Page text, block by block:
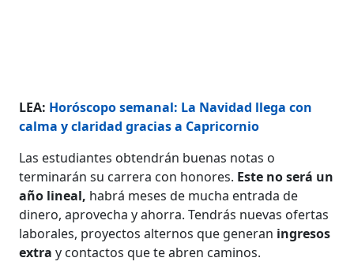
LEA: Horóscopo semanal: La Navidad llega con
calma y claridad gracias a Capricornio
Las estudiantes obtendrán buenas notas o
terminarán su carrera con honores. Este no será un
año lineal, habrá meses de mucha entrada de
dinero, aprovecha y ahorra. Tendrás nuevas ofertas
laborales, proyectos alternos que generan ingresos
extra y contactos que te abren caminos.